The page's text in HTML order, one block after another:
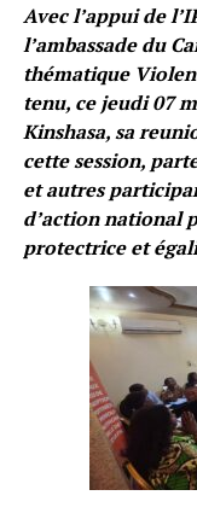
Avec l’appui de
l’ambassade du
thématique
tenu, ce jeudi 07
Kinshasa, sa
cette session,
et autres
d’action national
protectrice et